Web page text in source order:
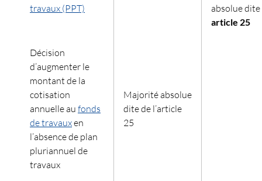
travaux (PPT)
absolue dite
article 25
Décision
d’augmenter le
montant de la
cotisation
annuelle au fonds
de travauxen
l’absence de plan
pluriannuel de
travaux
Majorité absolue
dite de l’article
25